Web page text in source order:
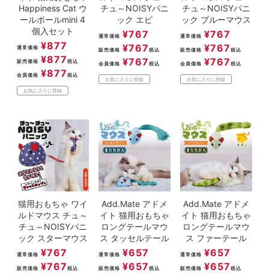
Happiness Cat ウ
ールボールmini 4
個入セット
通常価格 ¥877
販売価格 ¥877 税込
会員価格 ¥877 税込
お気に入りに登録
チュ～NOISYパニ
ック エビ
通常価格 ¥767
販売価格 ¥767 税込
会員価格 ¥767 税込
お気に入りに登録
チュ～NOISYパニ
ック ブルーマウス
通常価格 ¥767
販売価格 ¥767 税込
会員価格 ¥767 税込
お気に入りに登録
猫用おもちゃ ワイ
ルドマウス チュ～
チュ～NOISYパニ
ック スターマウス
通常価格 ¥767
販売価格 ¥767 税込
Add.Mate アドメ
イト 猫用おもちゃ
ロングテールマウ
ス タッセルテール
通常価格 ¥657
販売価格 ¥657 税込
Add.Mate アドメ
イト 猫用おもちゃ
ロングテールマウ
ス ファーテール
通常価格 ¥657
販売価格 ¥657 税込